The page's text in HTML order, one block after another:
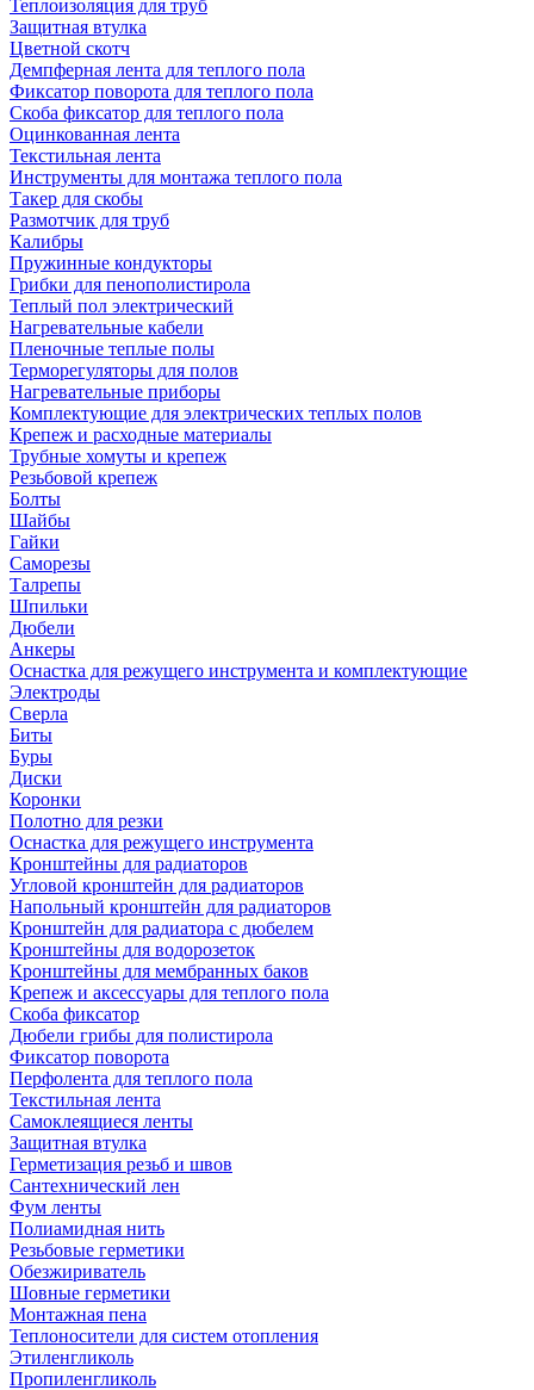
Теплоизоляция для труб
Защитная втулка
Цветной скотч
Демпферная лента для теплого пола
Фиксатор поворота для теплого пола
Скоба фиксатор для теплого пола
Оцинкованная лента
Текстильная лента
Инструменты для монтажа теплого пола
Такер для скобы
Размотчик для труб
Калибры
Пружинные кондукторы
Грибки для пенополистирола
Теплый пол электрический
Нагревательные кабели
Пленочные теплые полы
Терморегуляторы для полов
Нагревательные приборы
Комплектующие для электрических теплых полов
Крепеж и расходные материалы
Трубные хомуты и крепеж
Резьбовой крепеж
Болты
Шайбы
Гайки
Саморезы
Талрепы
Шпильки
Дюбели
Анкеры
Оснастка для режущего инструмента и комплектующие
Электроды
Сверла
Биты
Буры
Диски
Коронки
Полотно для резки
Оснастка для режущего инструмента
Кронштейны для радиаторов
Угловой кронштейн для радиаторов
Напольный кронштейн для радиаторов
Кронштейн для радиатора с дюбелем
Кронштейны для водорозеток
Кронштейны для мембранных баков
Крепеж и аксессуары для теплого пола
Скоба фиксатор
Дюбели грибы для полистирола
Фиксатор поворота
Перфолента для теплого пола
Текстильная лента
Самоклеящиеся ленты
Защитная втулка
Герметизация резьб и швов
Сантехнический лен
Фум ленты
Полиамидная нить
Резьбовые герметики
Обезжириватель
Шовные герметики
Монтажная пена
Теплоносители для систем отопления
Этиленгликоль
Пропиленгликоль